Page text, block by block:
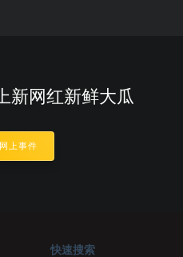
新网红新鲜大瓜
上事件
快速搜索